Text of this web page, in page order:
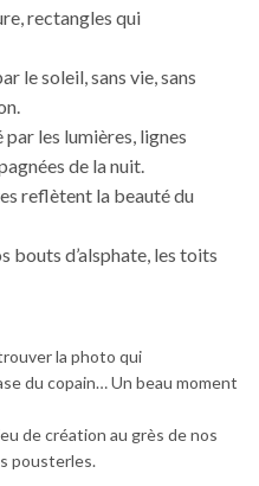
rectangles qui
le soleil, sans vie, sans
par les lumières, lignes
de la nuit.
reflètent la beauté du
bouts d’alsphate, les toits
la photo qui
du copain… Un beau moment
de création au grès de nos
pousterles.